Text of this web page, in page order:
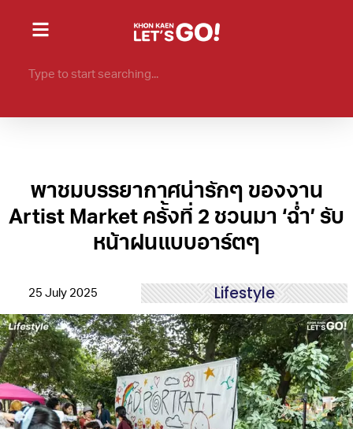
พาชมบรรยากาศน่ารักๆ ของงาน
Artist Market ครั้งที่ 2 ชวนมา ‘ฉ่ำ’ รับ
หน้าฝนแบบอาร์ตๆ
25 July 2025 Lifestyle